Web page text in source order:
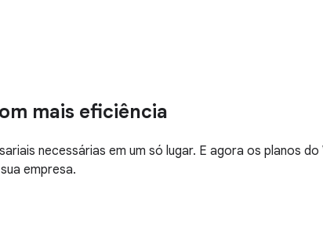
mais eficiência
necessárias em um só lugar. E agora os planos
empresa.